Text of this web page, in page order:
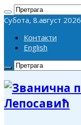
Субота, 8.август 2026
Контакти
English
Лепосавић